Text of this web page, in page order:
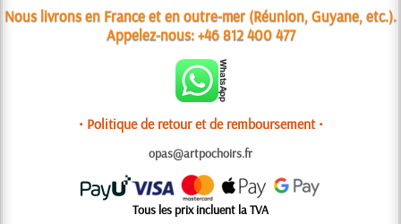
Nous livrons en France et en outre-mer (Réunion, Guyane, etc.).
Appelez-nous:+46 812 400 477
• Politique de retour et de remboursement •
opas@artpochoirs.fr
Tous les prix incluent la TVA